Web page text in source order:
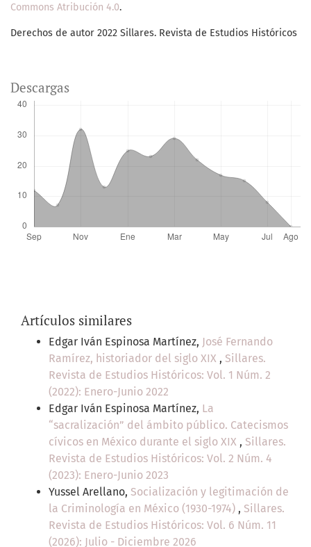
Commons Atribución 4.0.
Derechos de autor 2022 Sillares. Revista de Estudios Históricos
Descargas
Artículos similares
Edgar Iván Espinosa Martínez, José Fernando
Ramírez, historiador del siglo XIX , Sillares.
Revista de Estudios Históricos: Vol. 1 Núm. 2
(2022): Enero-Junio 2022
Edgar Iván Espinosa Martínez, La
“sacralización” del ámbito público. Catecismos
cívicos en México durante el siglo XIX , Sillares.
Revista de Estudios Históricos: Vol. 2 Núm. 4
(2023): Enero-Junio 2023
Yussel Arellano, Socialización y legitimación de
la Criminología en México (1930-1974) , Sillares.
Revista de Estudios Históricos: Vol. 6 Núm. 11
(2026): Julio - Diciembre 2026